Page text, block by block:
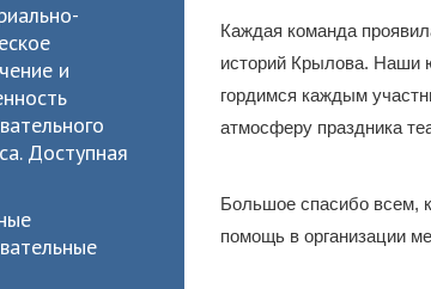
и
Доступная
Каждая команда
историй Крылова. Наши
гордимся каждым
атмосферу праздника
Большое спасибо всем,
помощь в организации